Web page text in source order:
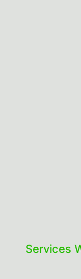
Services